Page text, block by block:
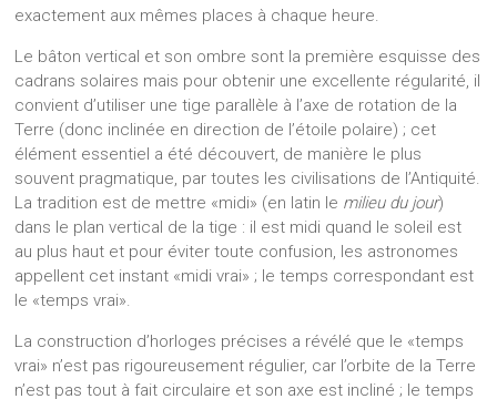
exactement aux mêmes places à chaque heure.
Le bâton vertical et son ombre sont la première esquisse des
cadrans solaires mais pour obtenir une excellente régularité, il
convient d’utiliser une tige parallèle à l’axe de rotation de la
Terre (donc inclinée en direction de l’étoile polaire) ; cet
élément essentiel a été découvert, de manière le plus
souvent pragmatique, par toutes les civilisations de l’Antiquité.
La tradition est de mettre «midi» (en latin le milieu du jour)
dans le plan vertical de la tige : il est midi quand le soleil est
au plus haut et pour éviter toute confusion, les astronomes
appellent cet instant «midi vrai» ; le temps correspondant est
le «temps vrai».
La construction d’horloges précises a révélé que le «temps
vrai» n’est pas rigoureusement régulier, car l’orbite de la Terre
n’est pas tout à fait circulaire et son axe est incliné ; le temps